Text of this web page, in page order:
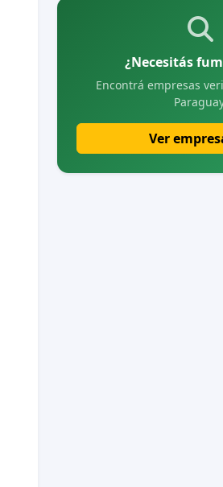
¿Necesitás
Encontrá empresas
Ver